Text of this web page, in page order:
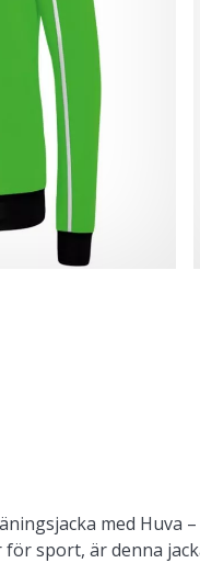
med Huva
sport, är denna